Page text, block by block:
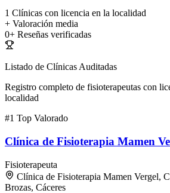
1 Clínicas con licencia en la localidad
+ Valoración media
0+ Reseñas verificadas
Listado de Clínicas Auditadas
Registro completo de fisioterapeutas con
localidad
#1 Top Valorado
Clínica de Fisioterapia Mamen
Fisioterapeuta
Clínica de Fisioterapia Mamen Vergel,
Brozas, Cáceres